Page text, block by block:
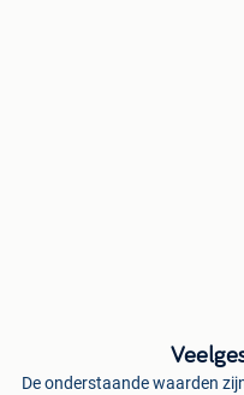
De onderstaande waarden